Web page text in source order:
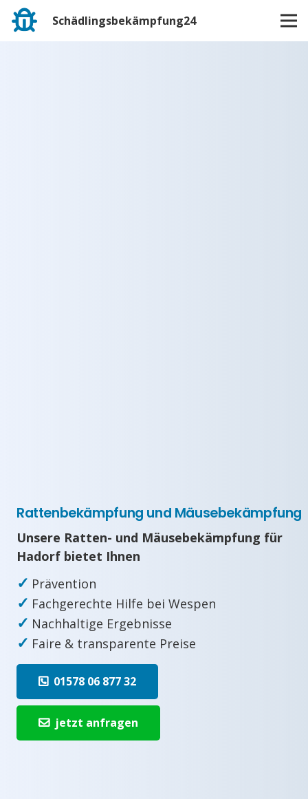
Schädlingsbekämpfung24
Rattenbekämpfung und Mäusebekämpfung
Unsere Ratten- und Mäusebekämpfung für
Hadorf bietet Ihnen
✓ Prävention
✓ Fachgerechte Hilfe bei Wespen
✓ Nachhaltige Ergebnisse
✓ Faire & transparente Preise
01578 06 877 32
jetzt anfragen